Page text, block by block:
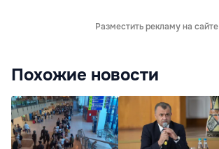
Разместить рекламу на сайте
Похожие новости